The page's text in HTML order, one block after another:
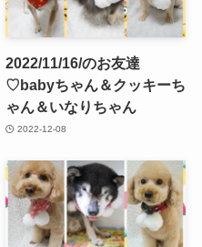
2022/11/16/のお友達
♡babyちゃん＆クッキーち
ゃん＆いなりちゃん
2022-12-08